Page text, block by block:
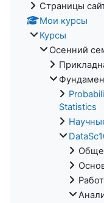
Страницы
Мои курсы
Курсы
Осенний
Statistics